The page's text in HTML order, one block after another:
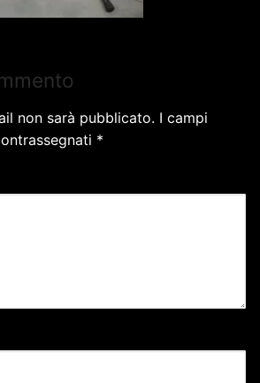
non sarà pubblicato. I campi
*